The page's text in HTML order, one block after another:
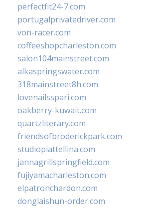
perfectfit24-7.com
portugalprivatedriver.com
von-racer.com
coffeeshopcharleston.com
salon104mainstreet.com
alkaspringswater.com
318mainstreet8h.com
lovenailsspari.com
oakberry-kuwait.com
quartzliterary.com
friendsofbroderickpark.com
studiopiattellina.com
jannagrillspringfield.com
fujiyamacharleston.com
elpatronchardon.com
donglaishun-order.com